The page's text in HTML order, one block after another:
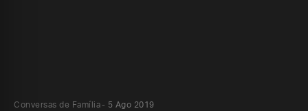
Conversas de Família 5 Ago 2019